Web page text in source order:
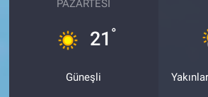
PAZARTESI
21 °
Güneşli